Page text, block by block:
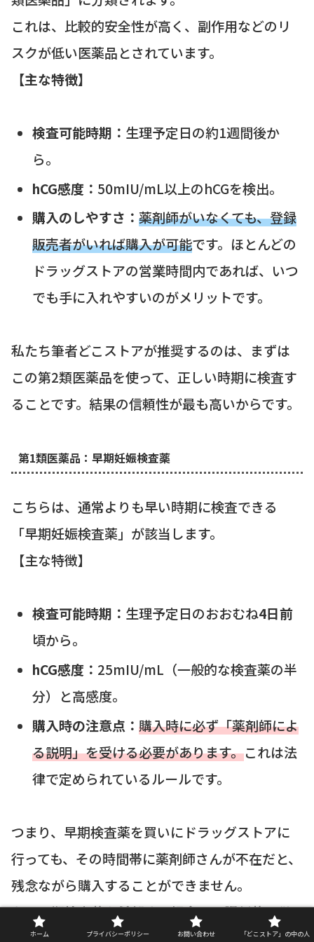
これは、比較的安全性が高く、副作用などのリ
スクが低い医薬品とされています。
【主な特徴】
検査可能時期： 生理予定日の約1週間後か
ら。
hCG感度： 50mIU/mL以上のhCGを検出。
購入のしやすさ： 薬剤師がいなくても、登録
販売者がいれば購入が可能です。ほとんどの
ドラッグストアの営業時間内であれば、いつ
でも手に入れやすいのがメリットです。
私たち筆者どこストアが推奨するのは、まずは
この第2類医薬品を使って、正しい時期に検査す
ることです。結果の信頼性が最も高いからです。
第1類医薬品：早期妊娠検査薬
こちらは、通常よりも早い時期に検査できる
「早期妊娠検査薬」が該当します。
【主な特徴】
検査可能時期： 生理予定日のおおむね4日前
頃から。
hCG感度： 25mIU/mL（一般的な検査薬の半
分）と高感度。
購入時の注意点： 購入時に必ず「薬剤師によ
る説明」を受ける必要があります。これは法
律で定められているルールです。
つまり、早期検査薬を買いにドラッグストアに
行っても、その時間帯に薬剤師さんが不在だと、
残念ながら購入することができません。
もし早期検査薬を希望する場合は、調剤薬局併
設のドラッグストアなど、薬剤師が常駐している
ホーム プライバシーポリシー お問い合わせ 「どこストア」の中の人